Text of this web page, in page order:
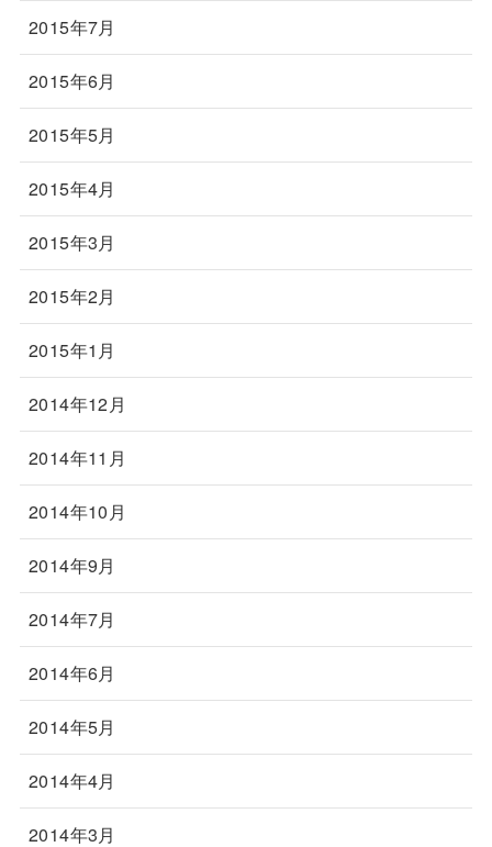
2015年7月
2015年6月
2015年5月
2015年4月
2015年3月
2015年2月
2015年1月
2014年12月
2014年11月
2014年10月
2014年9月
2014年7月
2014年6月
2014年5月
2014年4月
2014年3月